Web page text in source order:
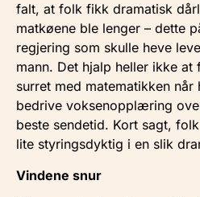
falt, at folk fikk dramatisk
matkøene ble lenger – dette
regjering som skulle heve
mann. Det hjalp heller ikke at
surret med matematikken når
bedrive voksenopplæring
beste sendetid. Kort sagt,
lite styringsdyktig i en slik
Vindene snur